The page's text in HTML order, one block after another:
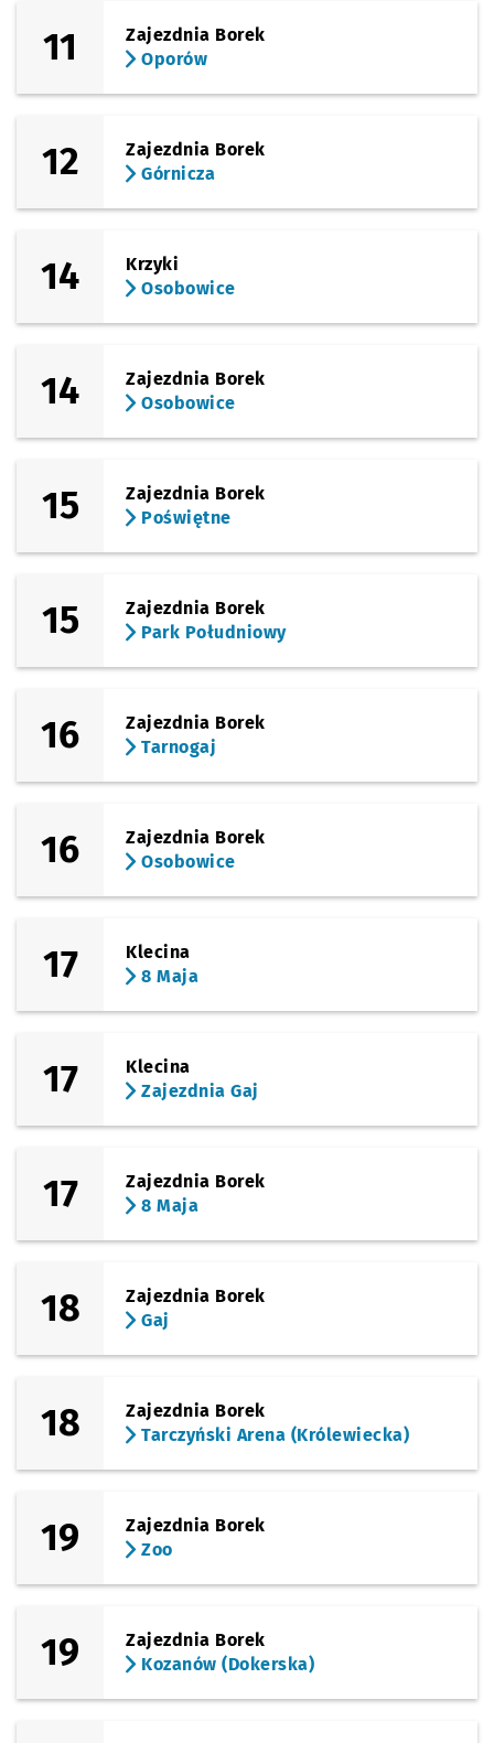
11
Zajezdnia Borek
Oporów
12
Zajezdnia Borek
Górnicza
14
Krzyki
Osobowice
14
Zajezdnia Borek
Osobowice
15
Zajezdnia Borek
Poświętne
15
Zajezdnia Borek
Park Południowy
16
Zajezdnia Borek
Tarnogaj
16
Zajezdnia Borek
Osobowice
17
Klecina
8 Maja
17
Klecina
Zajezdnia Gaj
17
Zajezdnia Borek
8 Maja
18
Zajezdnia Borek
Gaj
18
Zajezdnia Borek
Tarczyński Arena (Królewiecka)
19
Zajezdnia Borek
Zoo
19
Zajezdnia Borek
Kozanów (Dokerska)